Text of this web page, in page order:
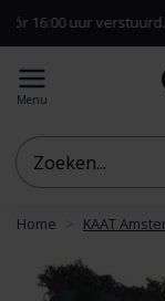
uur verstuurd.
Menu
Home KAAT